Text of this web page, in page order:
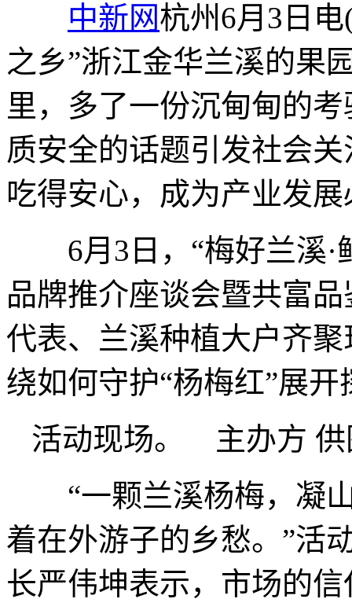
中新网杭州6月3日
之乡”浙江金华兰溪的果
里，多了一份沉甸甸的
质安全的话题引发社会
吃得安心，成为产业发
6月3日，“梅好兰溪·
品牌推介座谈会暨共富
代表、兰溪种植大户齐
绕如何守护“杨梅红”展开
活动现场。 主办方 供
“一颗兰溪杨梅，凝山
着在外游子的乡愁。”活
长严伟坤表示，市场的